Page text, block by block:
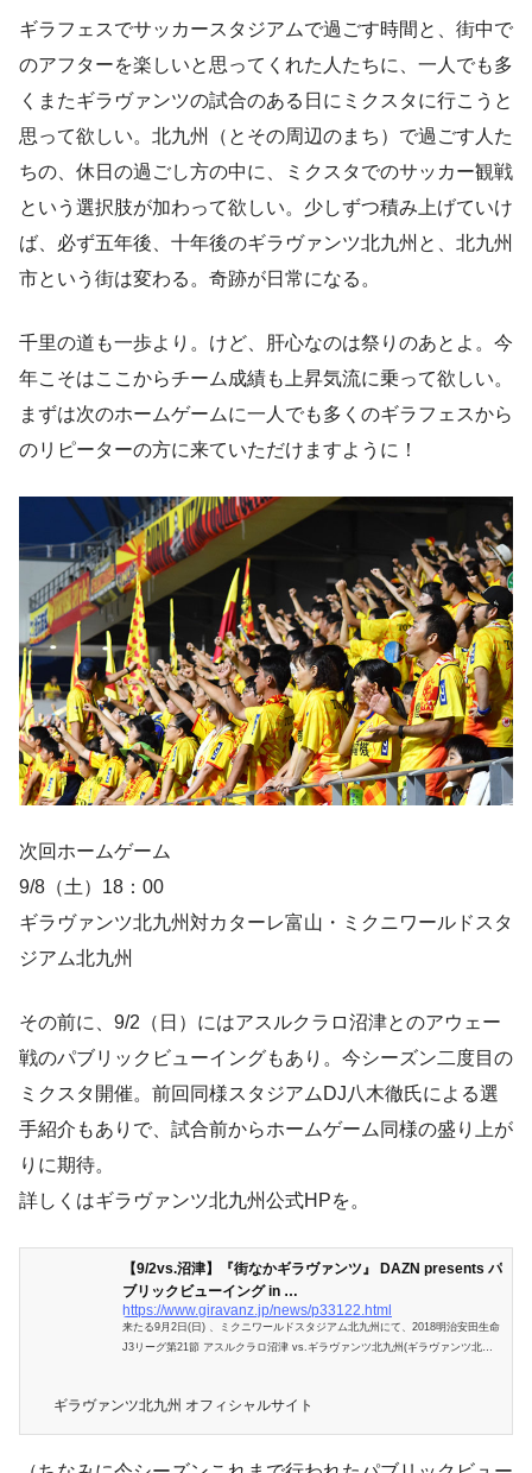
ギラフェスでサッカースタジアムで過ごす時間と、街中で
のアフターを楽しいと思ってくれた人たちに、一人でも多
くまたギラヴァンツの試合のある日にミクスタに行こうと
思って欲しい。北九州（とその周辺のまち）で過ごす人た
ちの、休日の過ごし方の中に、ミクスタでのサッカー観戦
という選択肢が加わって欲しい。少しずつ積み上げていけ
ば、必ず五年後、十年後のギラヴァンツ北九州と、北九州
市という街は変わる。奇跡が日常になる。
千里の道も一歩より。けど、肝心なのは祭りのあとよ。今
年こそはここからチーム成績も上昇気流に乗って欲しい。
まずは次のホームゲームに一人でも多くのギラフェスから
のリピーターの方に来ていただけますように！
次回ホームゲーム
9/8（土）18：00
ギラヴァンツ北九州対カターレ富山・ミクニワールドスタ
ジアム北九州
その前に、9/2（日）にはアスルクラロ沼津とのアウェー
戦のパブリックビューイングもあり。今シーズン二度目の
ミクスタ開催。前回同様スタジアムDJ八木徹氏による選
手紹介もありで、試合前からホームゲーム同様の盛り上が
りに期待。
詳しくはギラヴァンツ北九州公式HPを。
【9/2vs.沼津】『街なかギラヴァンツ』 DAZN presents パ
ブリックビューイング in …
https://www.giravanz.jp/news/p33122.html
来たる9月2日(日) 、ミクニワールドスタジアム北九州にて、2018明治安田生命
J3リーグ第21節 アスルクラロ沼津 vs.ギラヴァンツ北九州(ギラヴァンツ北九
ギラヴァンツ北九州 オフィシャルサイト